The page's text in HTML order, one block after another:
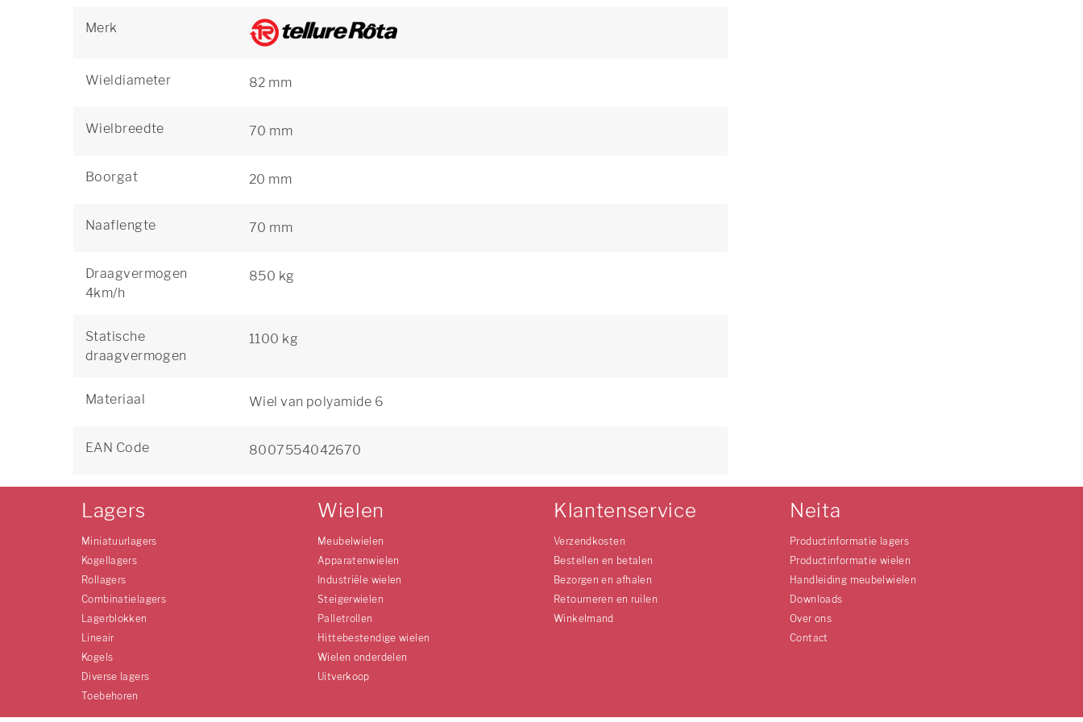
Merk
Wieldiameter 82 mm
Wielbreedte 70 mm
Boorgat 20 mm
Naaflengte 70 mm
Draagvermogen
4km/h
850 kg
Statische
draagvermogen
1100 kg
Materiaal Wiel van polyamide 6
EAN Code 8007554042670
Lagers
Miniatuurlagers
Kogellagers
Rollagers
Combinatielagers
Lagerblokken
Lineair
Kogels
Diverse lagers
Toebehoren
Wielen
Meubelwielen
Apparatenwielen
Industriële wielen
Steigerwielen
Palletrollen
Hittebestendige wielen
Wielen onderdelen
Uitverkoop
Klantenservice
Verzendkosten
Bestellen en betalen
Bezorgen en afhalen
Retourneren en ruilen
Winkelmand
Neita
Productinformatie lagers
Productinformatie wielen
Handleiding meubelwielen
Downloads
Over ons
Contact